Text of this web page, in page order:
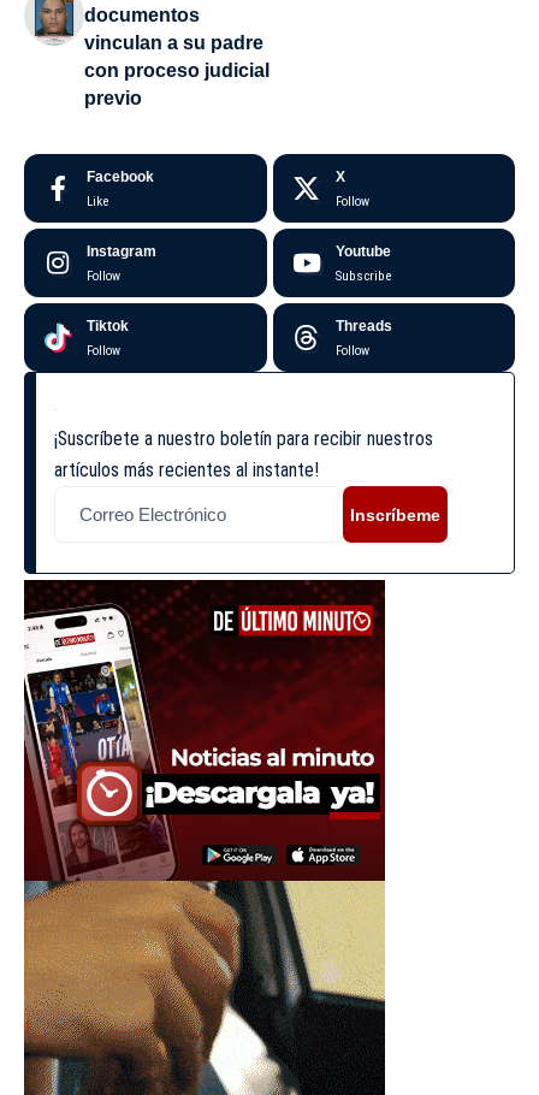
documentos
vinculan a su padre
con proceso judicial
previo
Facebook
Like
X
Follow
Instagram
Follow
Youtube
Subscribe
Tiktok
Follow
Threads
Follow
¡Suscríbete a nuestro boletín para recibir nuestros
artículos más recientes al instante!
Inscríbeme